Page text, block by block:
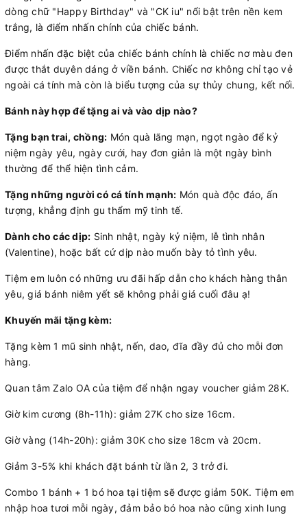
dòng chữ "Happy Birthday" và "CK iu" nổi bật trên nền kem
trắng, là điểm nhấn chính của chiếc bánh.
Điểm nhấn đặc biệt của chiếc bánh chính là chiếc nơ màu đen
được thắt duyên dáng ở viền bánh. Chiếc nơ không chỉ tạo vẻ
ngoài cá tính mà còn là biểu tượng của sự thủy chung, kết nối.
Bánh này hợp để tặng ai và vào dịp nào?
Tặng bạn trai, chồng: Món quà lãng mạn, ngọt ngào để kỷ
niệm ngày yêu, ngày cưới, hay đơn giản là một ngày bình
thường để thể hiện tình cảm.
Tặng những người có cá tính mạnh: Món quà độc đáo, ấn
tượng, khẳng định gu thẩm mỹ tinh tế.
Dành cho các dịp: Sinh nhật, ngày kỷ niệm, lễ tình nhân
(Valentine), hoặc bất cứ dịp nào muốn bày tỏ tình yêu.
Tiệm em luôn có những ưu đãi hấp dẫn cho khách hàng thân
yêu, giá bánh niêm yết sẽ không phải giá cuối đâu ạ!
Khuyến mãi tặng kèm:
Tặng kèm 1 mũ sinh nhật, nến, dao, đĩa đầy đủ cho mỗi đơn
hàng.
Quan tâm Zalo OA của tiệm để nhận ngay voucher giảm 28K.
Giờ kim cương (8h-11h): giảm 27K cho size 16cm.
Giờ vàng (14h-20h): giảm 30K cho size 18cm và 20cm.
Giảm 3-5% khi khách đặt bánh từ lần 2, 3 trở đi.
Combo 1 bánh + 1 bó hoa tại tiệm sẽ được giảm 50K. Tiệm em
nhập hoa tươi mỗi ngày, đảm bảo bó hoa nào cũng xinh lung